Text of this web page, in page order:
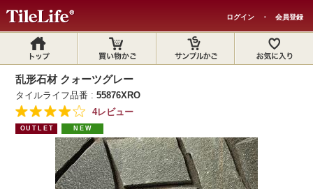
ログイン ・ 会員登録
乱形石材 クォーツグレー
タイルライフ品番 :55876XRO
4レビュー
OUTLET NEW